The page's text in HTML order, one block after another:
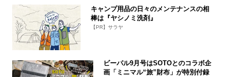
キャンプ用品の日々のメンテナンスの相
棒は『ヤシノミ洗剤』
【PR】サラヤ
ビーパル9月号はSOTOとのコラボ企
画「ミニマル“旅”財布」が特別付録